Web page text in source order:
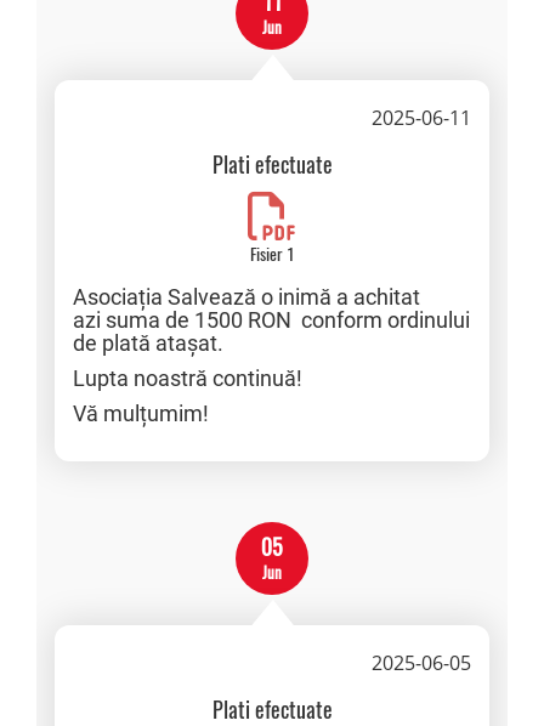
Jun
2025-06-11
Plati efectuate
Fisier 1
Asociația Salvează o inimă a achitat
azi suma de 1500 RON conform ordinului
de plată atașat.
Lupta noastră continuă!
Vă mulțumim!
05
Jun
2025-06-05
Plati efectuate